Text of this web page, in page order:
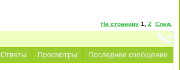
На страницу 1 2 След.
Ответы Просмотры Последнее сообщение